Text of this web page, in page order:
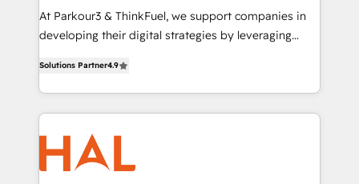
but small enough to listen. Our Services: HubSpot
implementations & data migration Custom AI agents
Website design Let’s turn your CRM into your growth
engine!
At Parkour3 & ThinkFuel, we support companies in
developing their digital strategies by leveraging
sales processes to generate growth. Our offer spans
from Strategy to Operations. We specialize in CRM
onboarding and implementation, web design, sales
& marketing automation, and digital marketing. With
extensive experience working with tech companies
and manufacturers since 2002, we are committed to
Solutions Partner4.9